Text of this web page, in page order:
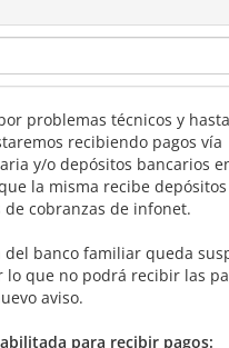
problemas técnicos y hasta
recibiendo pagos vía
y/o depósitos bancarios
la misma recibe
de cobranzas de infonet.
del banco familiar queda
lo que no podrá recibir las
aviso.
para recibir pagos: